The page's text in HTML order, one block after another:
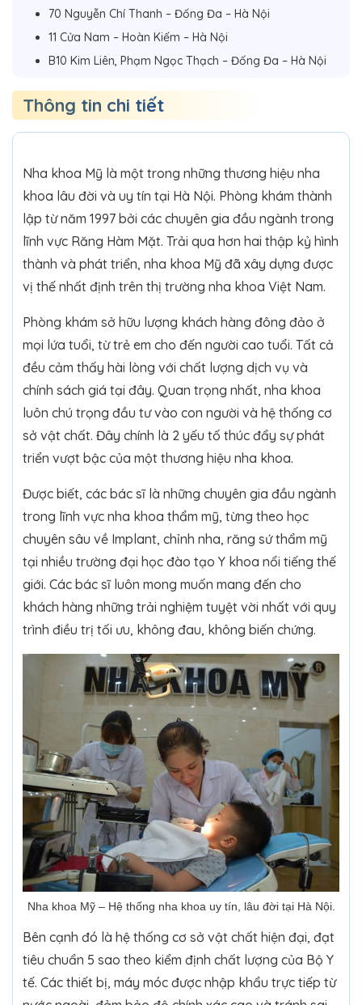
70 Nguyễn Chí Thanh – Đống Đa – Hà Nội
11 Cửa Nam – Hoàn Kiếm – Hà Nội
B10 Kim Liên, Phạm Ngọc Thạch – Đống Đa – Hà Nội
Thông tin chi tiết
Nha khoa Mỹ là một trong những thương hiệu nha
khoa lâu đời và uy tín tại Hà Nội. Phòng khám thành
lập từ năm 1997 bởi các chuyên gia đầu ngành trong
lĩnh vực Răng Hàm Mặt. Trải qua hơn hai thập kỷ hình
thành và phát triển, nha khoa Mỹ đã xây dựng được
vị thế nhất định trên thị trường nha khoa Việt Nam.
Phòng khám sở hữu lượng khách hàng đông đảo ở
mọi lứa tuổi, từ trẻ em cho đến người cao tuổi. Tất cả
đều cảm thấy hài lòng với chất lượng dịch vụ và
chính sách giá tại đây. Quan trọng nhất, nha khoa
luôn chú trọng đầu tư vào con người và hệ thống cơ
sở vật chất. Đây chính là 2 yếu tố thúc đẩy sự phát
triển vượt bậc của một thương hiệu nha khoa.
Được biết, các bác sĩ là những chuyên gia đầu ngành
trong lĩnh vực nha khoa thẩm mỹ, từng theo học
chuyên sâu về Implant, chỉnh nha, răng sứ thẩm mỹ
tại nhiều trường đại học đào tạo Y khoa nổi tiếng thế
giới. Các bác sĩ luôn mong muốn mang đến cho
khách hàng những trải nghiệm tuyệt vời nhất với quy
trình điều trị tối ưu, không đau, không biến chứng.
Nha khoa Mỹ – Hệ thống nha khoa uy tín, lâu đời tại Hà Nội.
Bên cạnh đó là hệ thống cơ sở vật chất hiện đại, đạt
tiêu chuẩn 5 sao theo kiểm định chất lượng của Bộ Y
tế. Các thiết bị, máy móc được nhập khẩu trực tiếp từ